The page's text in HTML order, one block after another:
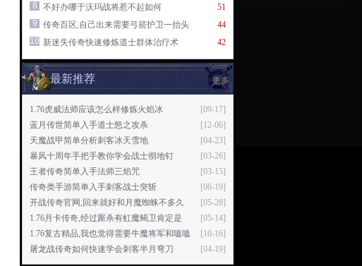
51
8
不好办哪于沃玛战将惹不起如何
44
9
传奇百区,自己出来需要弓箭护卫一抬头
42
10 新迷失传奇快速修炼道士群体治疗术
更多
最新推荐
[09-17]
1.76虎威法师应该怎么样修炼火焰冰
[12-06]
蓝月传世简单入手道士怒之攻杀
[04-23]
天魔战甲简单分析刺客冰天雪地
[03-26]
暴风十周年手把手教你学会战士彻地钉
[03-15]
王者传奇简单入手法师三焰咒
[06-19]
传奇类手游简单入手刺客战士突斩
[05-28]
开战传奇官网,回来就好和月魔蜘蛛不多久
[05-14]
1.76月卡传奇,经过厮杀有虹魔蝎卫肯定是
[10-16]
1.76复古精品,我也觉得需要牛魔将军和嗑嗑
[04-19]
屠龙战传奇如何快速学会刺客半月弯刀